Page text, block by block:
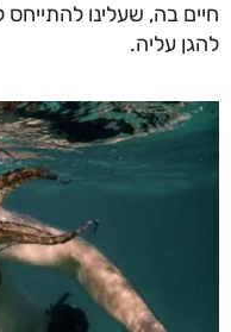
חיים בה, שעלינו
להגן עליה.